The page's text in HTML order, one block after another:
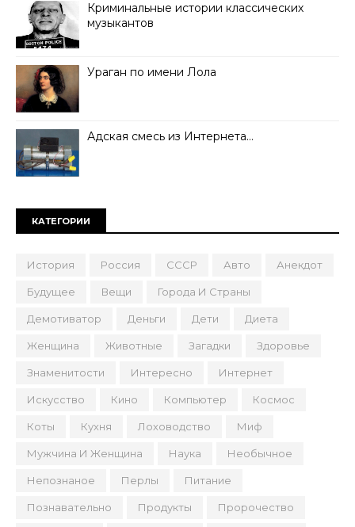
Криминальные истории классических
музыкантов
Ураган по имени Лола
Адская смесь из Интернета…
КАТЕГОРИИ
История Россия СССР Авто Анекдот
Будущее Вещи Города И Страны
Демотиватор Деньги Дети Диета
Женщина Животные Загадки Здоровье
Знаменитости Интересно Интернет
Искусство Кино Компьютер Космос
Коты Кухня Лоховодство Миф
Мужчина И Женщина Наука Необычное
Непознаное Перлы Питание
Познавательно Продукты Пророчество